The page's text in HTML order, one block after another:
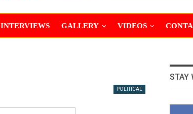
INTERVIEWS GALLERY VIDEOS
POLITICAL
STAY